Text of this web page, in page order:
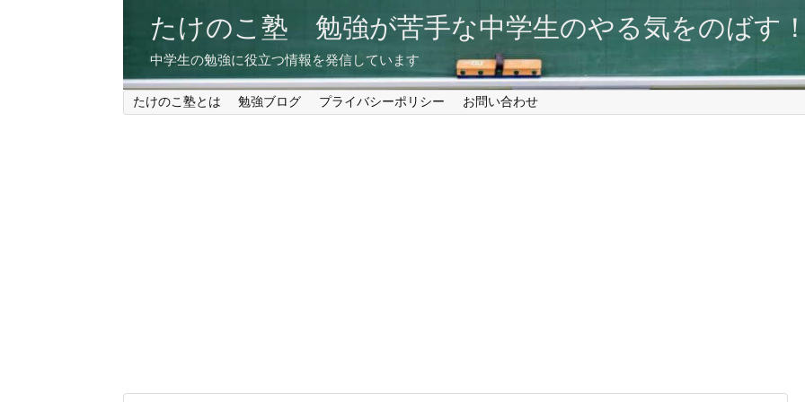
たけのこ塾 勉強が苦手な中学生のやる気をのば
中学生の勉強に役立つ情報を発信しています
たけのこ塾とは 勉強ブログ プライバシーポリシー お問い合わせ